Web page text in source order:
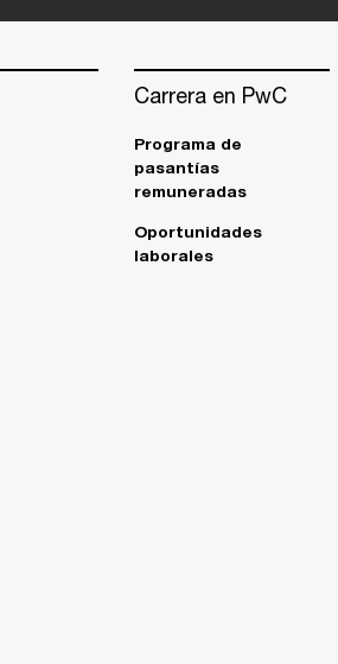
Carrera en PwC
Programa de
pasantías
remuneradas
Oportunidades
laborales